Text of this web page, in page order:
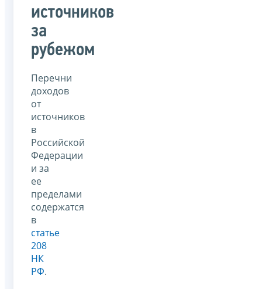
источников
за
рубежом
Перечни
доходов
от
источников
в
Российской
Федерации
и за
ее
пределами
содержатся
в
статье
208
НК
РФ.